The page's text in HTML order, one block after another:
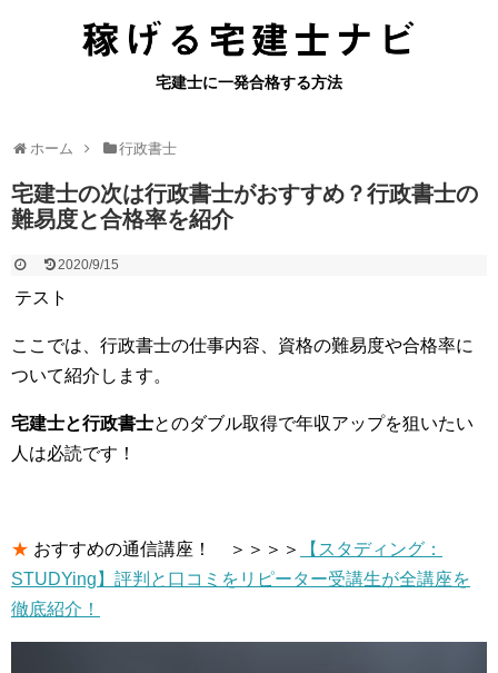
宅建士に一発合格する方法
ホーム 行政書士
宅建士の次は行政書士がおすすめ？行政書士の
難易度と合格率を紹介
2020/9/15
テスト
ここでは、行政書士の仕事内容、資格の難易度や合格率に
ついて紹介します。
宅建士と行政書士とのダブル取得で年収アップを狙いたい
人は必読です！
★ おすすめの通信講座！ ＞＞＞＞
【スタディング：
STUDYing】評判と口コミをリピーター受講生が全講座を
徹底紹介！